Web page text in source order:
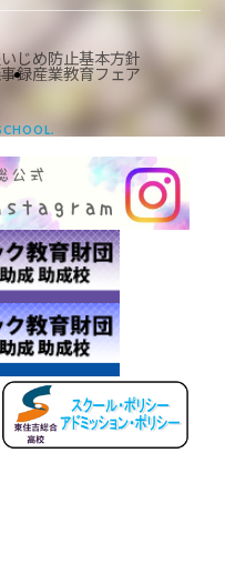
いじめ防止基本方針
録産業教育フェア